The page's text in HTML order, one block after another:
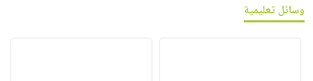
وسائل تعليمية